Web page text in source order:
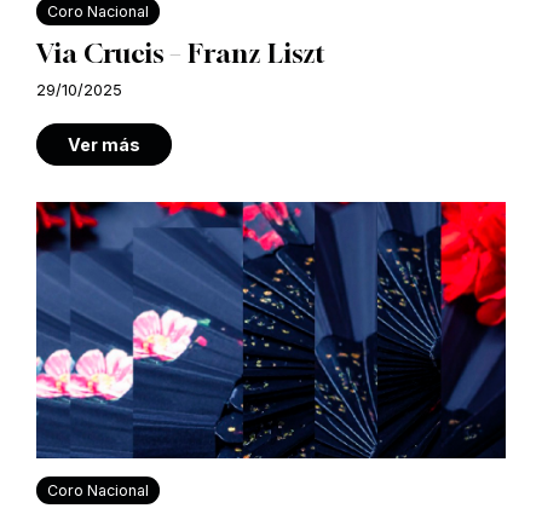
Coro Nacional
Via Crucis – Franz Liszt
29/10/2025
Ver más
Coro Nacional